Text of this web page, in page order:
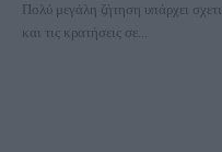
Πολύ μεγάλη ζήτηση υπάρχει
και τις κρατήσεις σε...